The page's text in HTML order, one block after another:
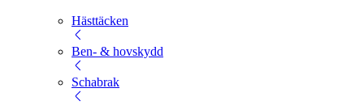
Hästtäcken
Ben- & hovskydd
Schabrak